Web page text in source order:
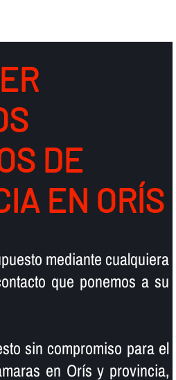
DE
EN ORÍS
mediante cualquiera
que ponemos a su
sin compromiso para el
en Orís y provincia,